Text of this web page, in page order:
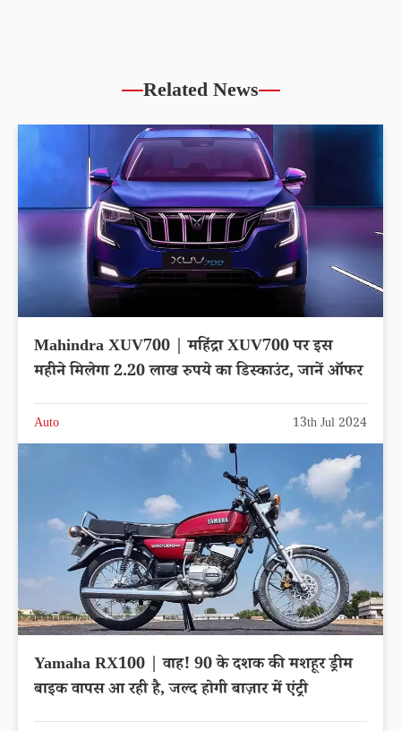
Related News
Mahindra XUV700 | महिंद्रा XUV700 पर इस
महीने मिलेगा 2.20 लाख रुपये का डिस्काउंट, जानें ऑफर
Auto 13th Jul 2024
Yamaha RX100 | वाह! 90 के दशक की मशहूर ड्रीम
बाइक वापस आ रही है, जल्द होगी बाज़ार में एंट्री